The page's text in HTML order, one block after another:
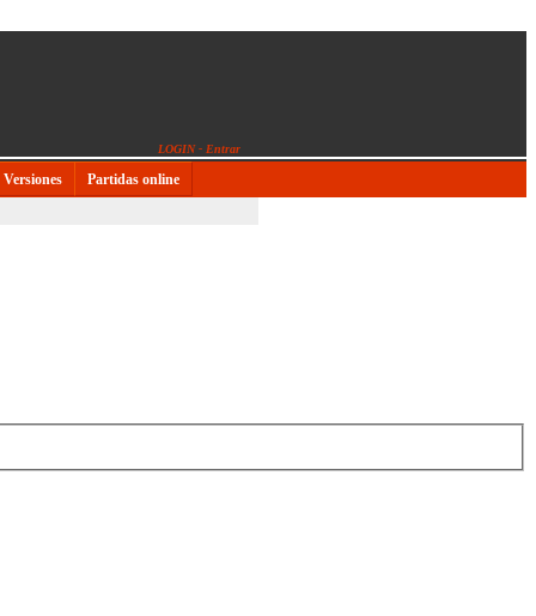
LOGIN - Entrar
Versiones Partidas online